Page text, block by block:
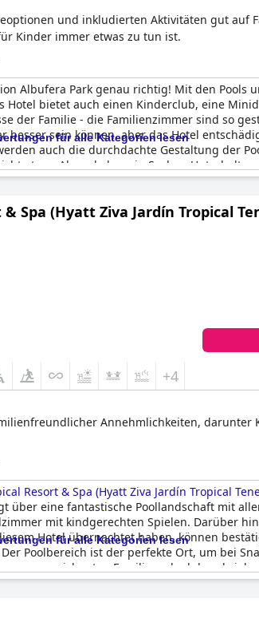
und inkludierten Aktivitäten gut auf
Kinder immer etwas zu tun ist.
Albufera Park genau richtig! Mit den Pools
bietet auch einen Kinderclub, eine
der Familie - die Familienzimmer sind so
sein können, aber das Hotel
auch die durchdachte Gestaltung der
etwas Abwechslung in Sachen
Welt haben ihren Aufenthalt genossen
genoss, und ein dänischer Gast, der es
Wahl für Familien, die einen gemeinsamen
für alle Kategorien lesen
Spa (Hyatt Ziva Jardín Tropical
+4
Annehmlichkeiten, darunter
Resort & Spa (Hyatt Ziva Jardín Tropical
eine fantastische Poollandschaft mit
mit kindgerechten Spielen. Darüber
Hotel übernachtet haben, können
Poolbereich ist der perfekte Ort, um bei
ausgezeichneten Familienurlaub
für alle Kategorien lesen